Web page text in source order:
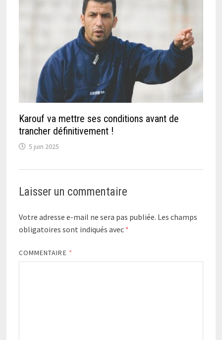
Karouf va mettre ses conditions avant de
trancher définitivement !
5 juin 2025
Laisser un commentaire
Votre adresse e-mail ne sera pas publiée. Les champs
obligatoires sont indiqués avec *
COMMENTAIRE *